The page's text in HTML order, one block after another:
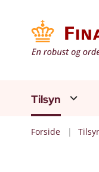
Tilsyn
Forside